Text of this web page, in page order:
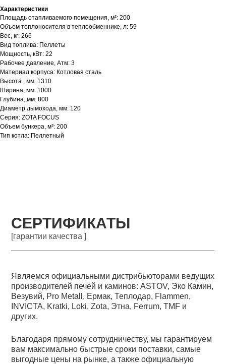
Характеристики
Площадь отапливаемого помещения, м²: 200
Объем теплоносителя в теплообменнике, л: 59
Вес, кг: 266
Вид топлива: Пеллеты
Мощность, кВт: 22
Рабочее давление, Атм: 3
Материал корпуса: Котловая сталь
Высота , мм: 1310
Ширина, мм: 1000
Глубина, мм: 800
Диаметр дымохода, мм: 120
Серия: ZOTA FOCUS
Объем бункера, м³: 200
Тип котла: Пеллетный
СЕРТИФИКАТЫ
[гарантии качества ]
Являемся официальными дистрибьюторами ведущих
производителей печей и каминов: ASTOV, Эко Камин,
Везувий, Pro Metall, Ермак, Теплодар, Flammen,
INVICTA, Kratki, Loki, Zota, Этна, Ferrum, TMF и
других.
Благодаря прямому сотрудничеству, мы гарантируем
вам максимально быстрые сроки поставки, самые
выгодные цены на рынке, а также официальную